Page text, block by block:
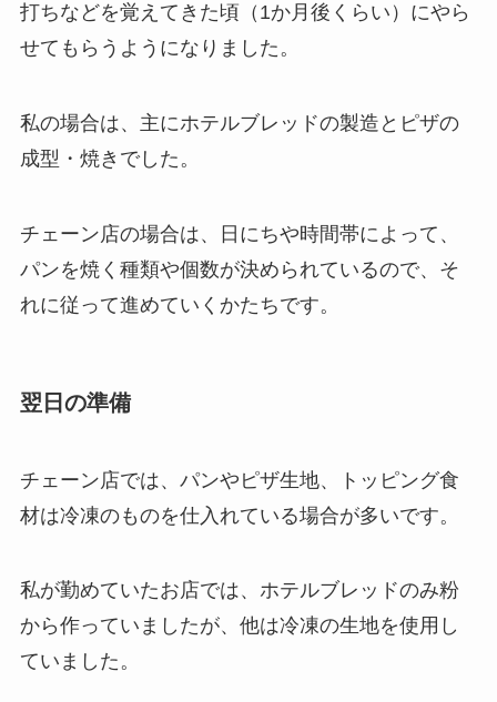
打ちなどを覚えてきた頃（1か月後くらい）にやら
せてもらうようになりました。
私の場合は、主にホテルブレッドの製造とピザの
成型・焼きでした。
チェーン店の場合は、日にちや時間帯によって、
パンを焼く種類や個数が決められているので、そ
れに従って進めていくかたちです。
翌日の準備
チェーン店では、パンやピザ生地、トッピング食
材は冷凍のものを仕入れている場合が多いです。
私が勤めていたお店では、ホテルブレッドのみ粉
から作っていましたが、他は冷凍の生地を使用し
ていました。